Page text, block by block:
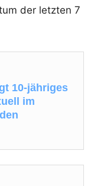
der letzten 7
10-jähriges
im